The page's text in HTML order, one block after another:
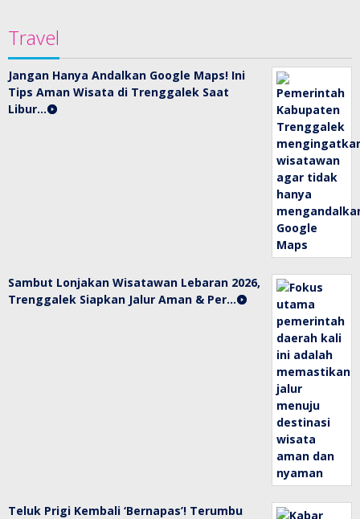
Travel
Jangan Hanya Andalkan Google Maps! Ini
Tips Aman Wisata di Trenggalek Saat
Libur…
Sambut Lonjakan Wisatawan Lebaran 2026,
Trenggalek Siapkan Jalur Aman & Per…
Teluk Prigi Kembali ‘Bernapas’! Terumbu